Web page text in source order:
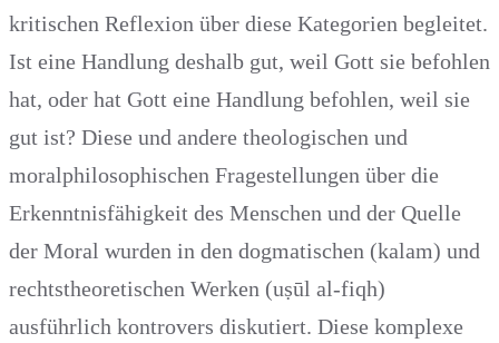
kritischen Reflexion über diese Kategorien begleitet.
Ist eine Handlung deshalb gut, weil Gott sie befohlen
hat, oder hat Gott eine Handlung befohlen, weil sie
gut ist? Diese und andere theologischen und
moralphilosophischen Fragestellungen über die
Erkenntnisfähigkeit des Menschen und der Quelle
der Moral wurden in den dogmatischen (kalam) und
rechtstheoretischen Werken (uṣūl al-fiqh)
ausführlich kontrovers diskutiert. Diese komplexe